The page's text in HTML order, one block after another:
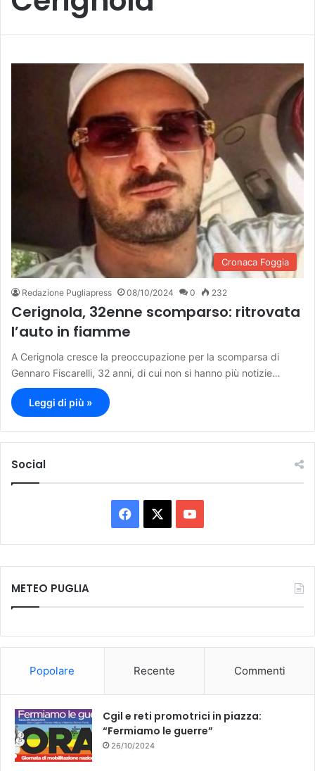
Cronaca Foggia
Redazione Pugliapress 08/10/2024 0 232
Cerignola, 32enne scomparso: ritrovata
l’auto in fiamme
A Cerignola cresce la preoccupazione per la scomparsa di
Gennaro Fiscarelli, 32 anni, di cui non si hanno più notizie…
Leggi di più »
Social
a
c
k
o
u
METEO PUGLIA
Popolare Recente Commenti
Cgil e reti promotrici in piazza:
“Fermiamo le guerre”
26/10/2024